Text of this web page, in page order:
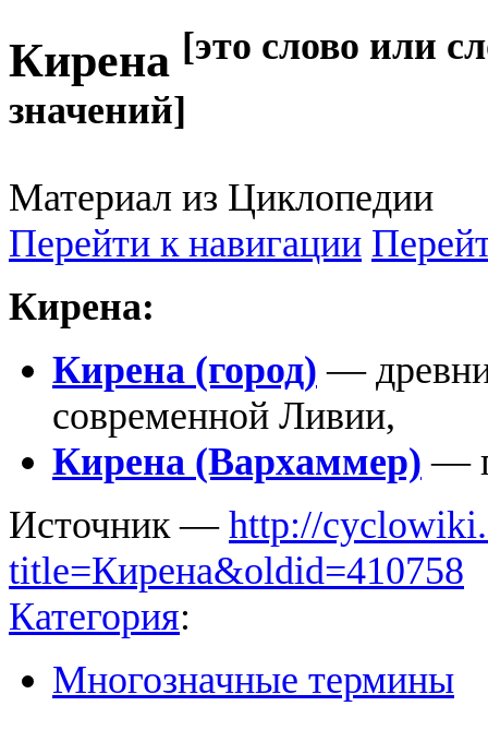
Кирена [это слово или
значений]
Материал из Циклопедии
Перейти к навигации
Кирена:
Кирена (город) —
современной Ливии,
Кирена (Вархаммер) —
Источник — http://
title=Кирена&oldid=410758
Категория:
Многозначные термины